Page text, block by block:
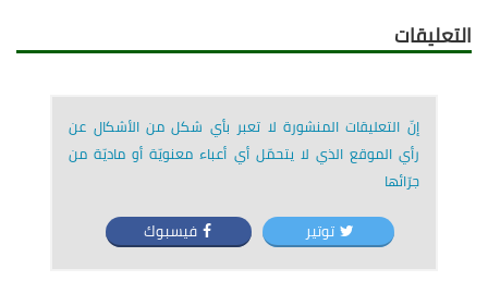
التعليقات
إنّ التعليقات المنشورة لا تعبر بأي شكل من الأشكال عن
رأي الموقع الذي لا يتحمّل أي أعباء معنويّة أو ماديّة من
جرّائها
توتير فيسبوك